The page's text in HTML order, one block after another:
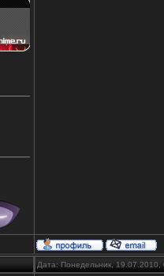
Дата: Понедельник,